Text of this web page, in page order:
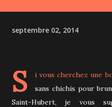
septembre 02, 2014
S
i vous cherchez une
sans chichis pour
Saint-Hubert, je vous